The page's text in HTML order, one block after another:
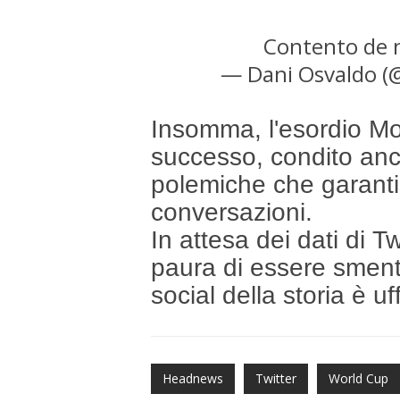
Contento de
— Dani Osvaldo
Insomma, l'esordio
successo, condito
polemiche che
conversazioni.
In attesa dei dati di
paura di essere
social della storia è
Headnews Twitter World Cup